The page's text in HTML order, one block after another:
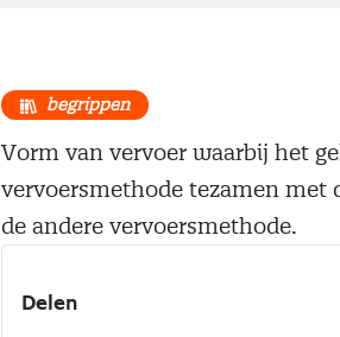
begrippen
Vorm van vervoer waarbij het
vervoersmethode tezamen met
de andere vervoersmethode.
Delen